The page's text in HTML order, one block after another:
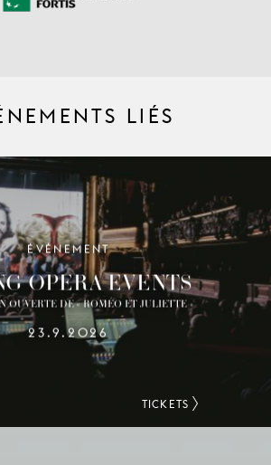
LIÉS
ÉVÉNEMENT
OPERA EVENTS
OUVERTE DE « ROMÉO ET JULIETTE »
23.9.2026
TICKETS